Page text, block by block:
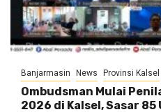
Banjarmasin News Provinsi Kalsel
Ombudsman Mulai
2026 di Kalsel, Sasar